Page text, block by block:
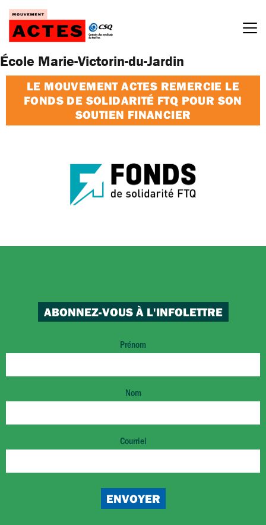
Passer
contenu
École Marie-Victorin-du-Jardin
LE MOUVEMENT ACTES REMERCIE LE
FONDS DE SOLIDARITÉ FTQ POUR SON
SOUTIEN FINANCIER
ABONNEZ-VOUS À L'INFOLETTRE
Prénom
Nom
Courriel